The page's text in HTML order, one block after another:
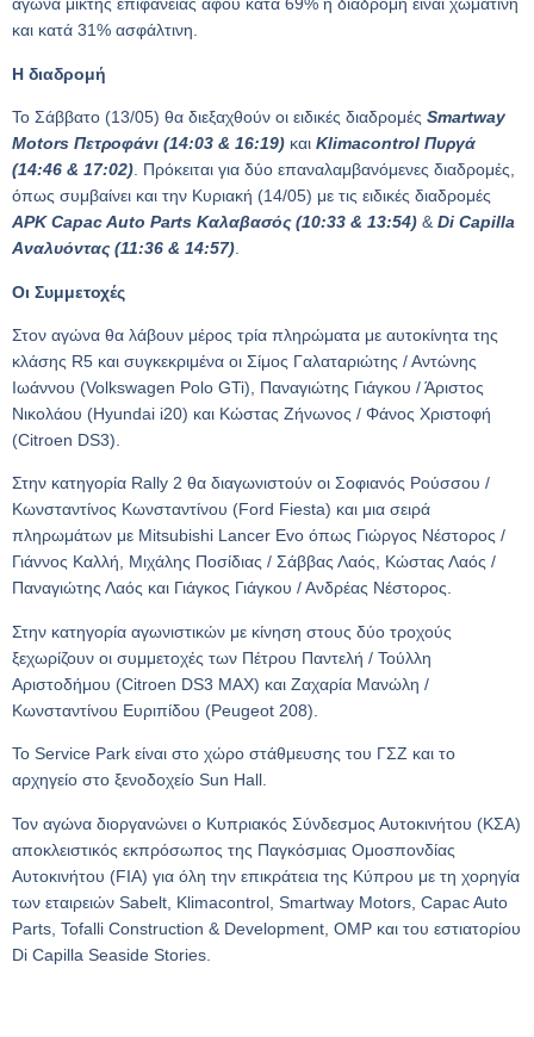
αγώνα μικτής επιφάνειας αφού κατά 69% η διαδρομή είναι χωμάτινη
και κατά 31% ασφάλτινη.
Η διαδρομή
Το Σάββατο (13/05) θα διεξαχθούν οι ειδικές διαδρομές Smartway
Motors Πετροφάνι (14:03 & 16:19) και Klimacontrol Πυργά
(14:46 & 17:02) . Πρόκειται για δύο επαναλαμβανόμενες διαδρομές,
όπως συμβαίνει και την Κυριακή (14/05) με τις ειδικές διαδρομές
APK Capac Auto Parts Καλαβασός (10:33 & 13:54) & Di Capilla
Αναλυόντας (11:36 & 14:57)
Οι Συμμετοχές
Στον αγώνα θα λάβουν μέρος τρία πληρώματα με αυτοκίνητα της
κλάσης R5 και συγκεκριμένα οι Σίμος Γαλαταριώτης / Αντώνης
Ιωάννου (Volkswagen Polo GTi), Παναγιώτης Γιάγκου / Άριστος
Νικολάου (Hyundai i20) και Κώστας Ζήνωνος / Φάνος Χριστοφή
(Citroen DS3).
Στην κατηγορία Rally 2 θα διαγωνιστούν οι Σοφιανός Ρούσσου /
Κωνσταντίνος Κωνσταντίνου (Ford Fiesta) και μια σειρά
πληρωμάτων με Mitsubishi Lancer Evo όπως Γιώργος Νέστορος /
Γιάννος Καλλή, Μιχάλης Ποσίδιας / Σάββας Λαός, Κώστας Λαός /
Παναγιώτης Λαός και Γιάγκος Γιάγκου / Ανδρέας Νέστορος.
Στην κατηγορία αγωνιστικών με κίνηση στους δύο τροχούς
ξεχωρίζουν οι συμμετοχές των Πέτρου Παντελή / Τούλλη
Αριστοδήμου (Citroen DS3 MAX) και Ζαχαρία Μανώλη /
Κωνσταντίνου Ευριπίδου (Peugeot 208).
Το Service Park είναι στο χώρο στάθμευσης του ΓΣΖ και το
αρχηγείο στο ξενοδοχείο Sun Hall.
Toν αγώνα διοργανώνει ο Κυπριακός Σύνδεσμος Αυτοκινήτου (ΚΣΑ)
αποκλειστικός εκπρόσωπος της Παγκόσμιας Ομοσπονδίας
Αυτοκινήτου (FIA) για όλη την επικράτεια της Κύπρου με τη χορηγία
των εταιρειών Sabelt, Klimacontrol, Smartway Motors, Capac Auto
Parts, Tofalli Construction & Development, OMP και του εστιατορίου
Di Capilla Seaside Stories.